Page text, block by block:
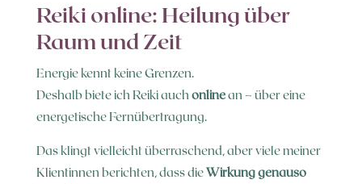
Reiki online: Heilung über
Raum und Zeit
Energie kennt keine Grenzen.
Deshalb biete ich Reiki auch onlinean – über eine
energetische Fernübertragung.
Das klingt vielleicht überraschend, aber viele meiner
Klientinnen berichten, dass dieWirkung genauso